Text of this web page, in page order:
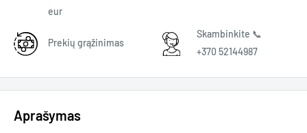
eur
Prekių grąžinimas
Skambinkite 📞
+370 52144987
Aprašymas